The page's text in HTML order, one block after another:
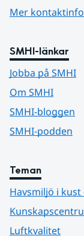
Mer
SMHI-länkar
Jobba på SMHI
Om SMHI
SMHI-bloggen
SMHI-podden
Teman
Havsmiljö i kust
Luftkvalitet